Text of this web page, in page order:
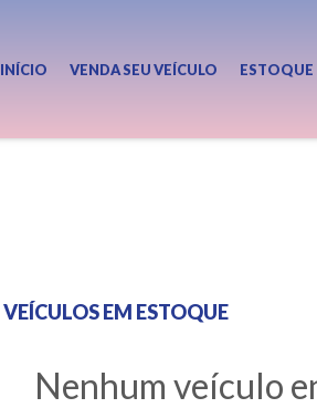
INÍCIO VENDA SEU VEÍCULO ESTOQUE
VEÍCULOS EM ESTOQUE
Nenhum veículo